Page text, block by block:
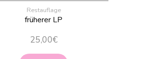
Restauflage
früherer LP
25,00€